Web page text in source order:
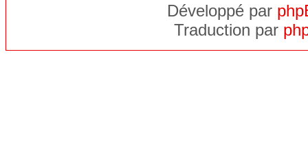
Développé par
Traduction par